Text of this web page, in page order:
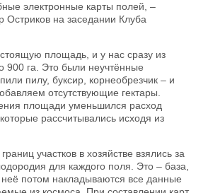
электронные карты полей, –
Остриков на заседании Клуба
площадь, и у нас сразу из
900 га. Это были неучтённые
пилу, буксир, корнеобрезчик – и
отсутствующие гектары.
площади уменьшился расход
рассчитывались исходя из
участков в хозяйстве взялись за
для каждого поля. Это – база,
потом накладываются все данные